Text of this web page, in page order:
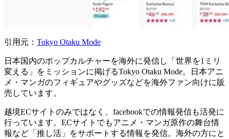
引用元： Tokyo Otaku Mode
日本国内のポップカルチャーを海外に発信し「世界を1ミリ
変える」をミッションに掲げるTokyo Otaku Mode。日本アニ
メ・マンガのフィギュアやグッズなどを海外ファン向けに販
売しています。
越境ECサイトのみではなく、facebookでの情報発信も活発に
行っています。ECサイトでもアニメ・マンガ原作の舞台情
報など「推し活」をサポートする情報を発信。海外の方にと